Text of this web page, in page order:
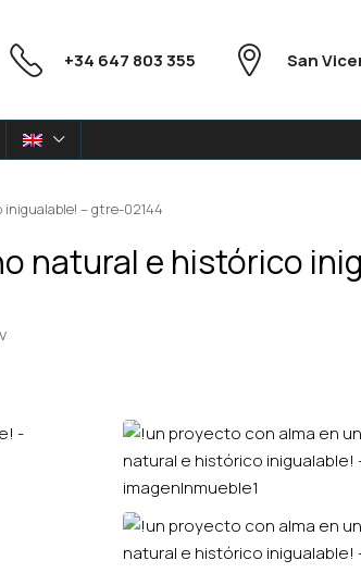
+34 647 803 355 San
– gtre-02144
natural e histórico